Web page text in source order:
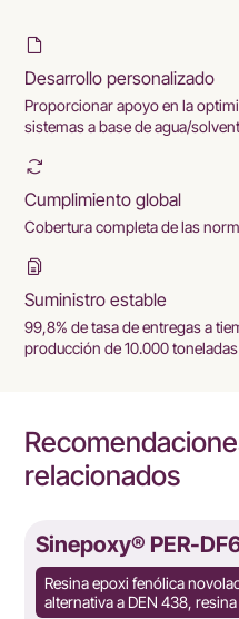
Desarrollo personalizado
Proporcionar apoyo en la
sistemas a base de agua/
Cumplimiento global
Cobertura completa de las
Suministro estable
99,8% de tasa de entregas a
producción de 10.000 toneladas
relacionados
Sinepoxy® PER-
Resina epoxi fenólica
alternativa a DEN 438,